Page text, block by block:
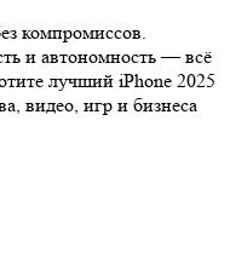
компромиссов.
и автономность — всё
лучший iPhone 2025
видео, игр и бизнеса